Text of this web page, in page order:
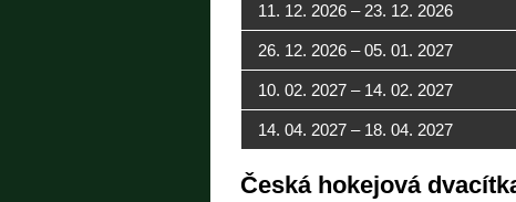
11. 12. 2026 – 23. 12. 2026
26. 12. 2026 – 05. 01. 2027
10. 02. 2027 – 14. 02. 2027
14. 04. 2027 – 18. 04. 2027
Česká hokejová